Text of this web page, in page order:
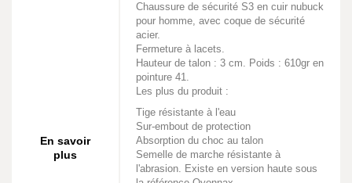
En savoir
plus
Chaussure de sécurité S3 en cuir nubuck
pour homme, avec coque de sécurité
acier.
Fermeture à lacets.
Hauteur de talon : 3 cm. Poids : 610gr en
pointure 41.
Les plus du produit :
Tige résistante à l'eau
Sur-embout de protection
Absorption du choc au talon
Semelle de marche résistante à
l'abrasion. Existe en version haute sous